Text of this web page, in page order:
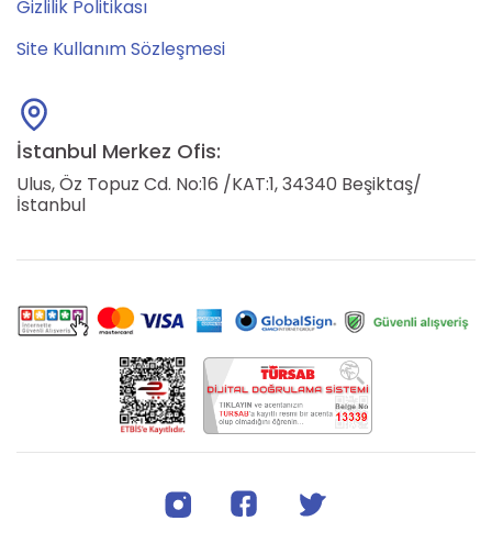
Gizlilik Politikası
Site Kullanım Sözleşmesi
İstanbul Merkez Ofis:
Ulus, Öz Topuz Cd. No:16 /KAT:1, 34340 Beşiktaş/
İstanbul